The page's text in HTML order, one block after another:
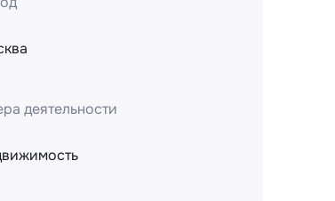
деятельности